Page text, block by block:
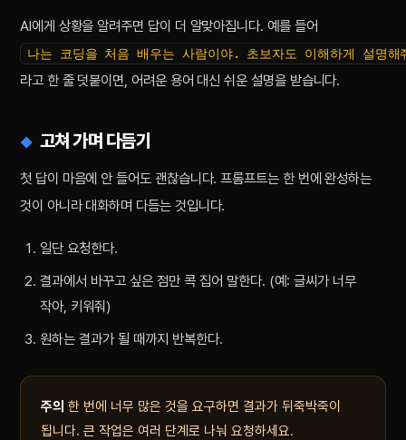
AI에게 상황을 알려주면 답이 더 알맞아집니다. 예를 들어
나는 코딩을 처음 배우는 사람이야. 초보자도 이해하게 설명해
라고 한 줄 덧붙이면, 어려운 용어 대신 쉬운 설명을 받습니다.
고쳐 가며 다듬기
첫 답이 마음에 안 들어도 괜찮습니다. 프롬프트는 한 번에 완성하는
것이 아니라 대화하며 다듬는 것입니다.
일단 요청한다.
결과에서 바꾸고 싶은 점만 콕 집어 말한다. (예: 글씨가 너무
작아, 키워줘)
원하는 결과가 될 때까지 반복한다.
주의 한 번에 너무 많은 것을 요구하면 결과가 뒤죽박죽이
됩니다. 큰 작업은 여러 단계로 나눠 요청하세요.